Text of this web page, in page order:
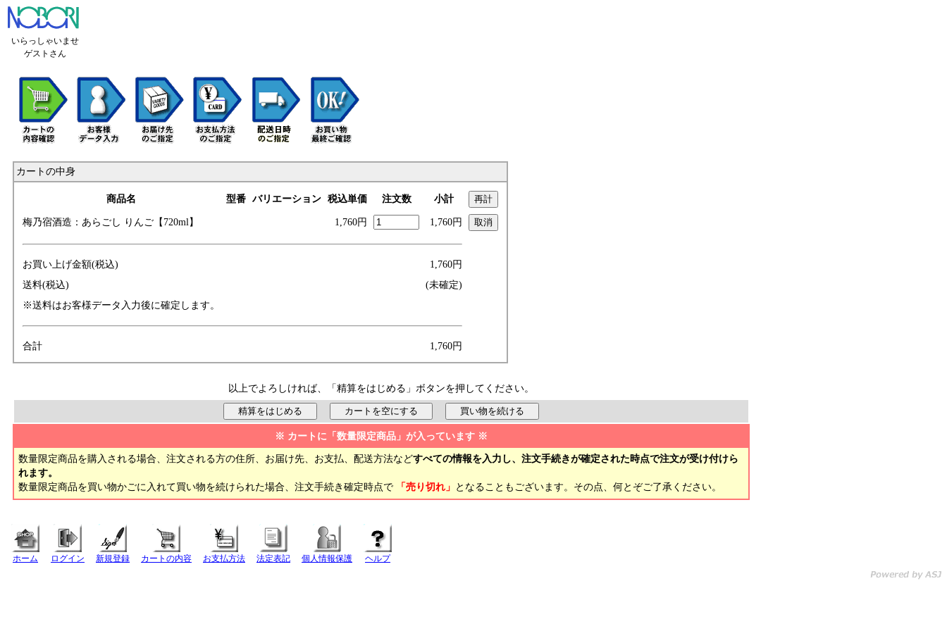
いらっしゃいませ
ゲストさん
カートの中身
商品名 型番 バリエーション 税込単価 注文数 小計
梅乃宿酒造：あら ごし りんご【720ml】 1,760円 1,760円
お買い上げ金額(税込)
1,760円
送料(税込)
(未確定)
※送料はお客様データ入力後に確定します。
合計 1,760円
以上でよろしければ、「精算をはじめる」ボタンを押してください。
※ カートに「数量限定商品」が入っています ※
数量限定商品を購入される場合、注文される方の住所、お届け先、お支払、配送方法などすべての情報を入力し、注文手続きが確定された時点で注文が受け付けら
れます。
数量限定商品を買い物かごに入れて買い物を続けられた場合、注文手続き確定時点で
「売り切れ」 となることもございます。その点、何とぞご了承ください。
ホーム ログイン 新規登録 カートの内容 お支払方法 法定表記 個人情報保護 ヘルプ